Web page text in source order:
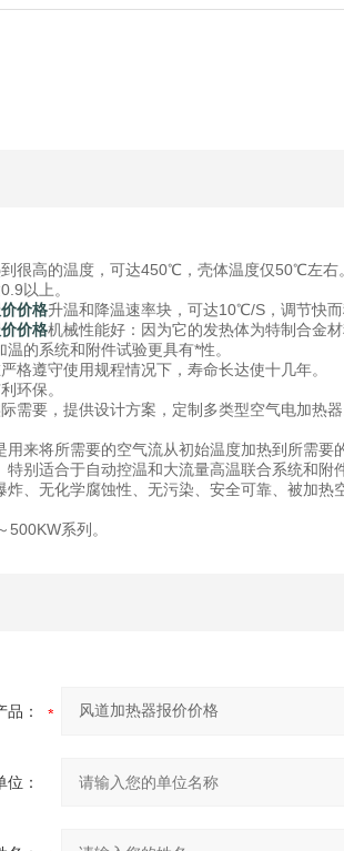
很高的温度，可达450℃，壳体温度仅50℃左右。
以上。
价格升温和降温速率块，可达10℃/S，调节快
价格机械性能好：因为它的发热体为特制合金
的系统和附件试验更具有*性。
格遵守使用规程情况下，寿命长达使十几年。
环保。
需要，提供设计方案，定制多类型空气电加热器
用来将所需要的空气流从初始温度加热到所需
特别适合于自动控温和大流量高温联合系统和
炸、无化学腐蚀性、无污染、安全可靠、被加热
500KW系列。
品：
位：